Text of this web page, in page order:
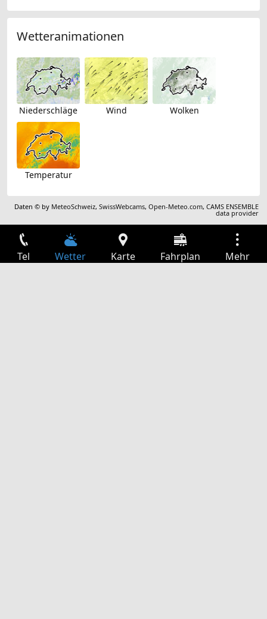
Wetteranimationen
Niederschläge Wind Wolken
Temperatur
Daten © by MeteoSchweiz,SwissWebcams,Open-Meteo.com,CAMS ENSEMBLE
data provider
Tel Wetter Karte Fahrplan Mehr